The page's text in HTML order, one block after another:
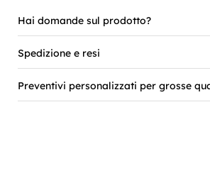
Hai domande sul prodotto?
Spedizione e resi
Preventivi personalizzati per grosse